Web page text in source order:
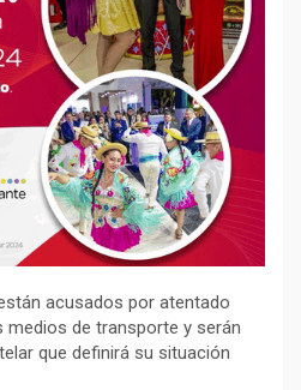
acusados por atentado
medios de transporte y serán
que definirá su situación